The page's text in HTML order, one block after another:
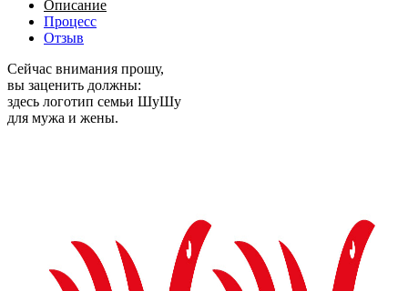
Описание
Процесс
Отзыв
Сейчас внимания прошу,
вы заценить должны:
здесь логотип семьи ШуШу
для мужа и жены.